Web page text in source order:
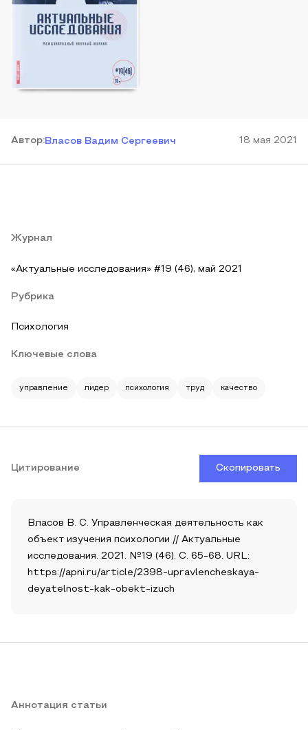
Автор:Власов Вадим Сергеевич 18 мая 2021
Журнал
«Актуальные исследования» #19 (46), май 2021
Рубрика
Психология
Ключевые слова
управление лидер психология труд качество
Цитирование Скопировать
Власов В. С. Управленческая деятельность как
объект изучения психологии // Актуальные
исследования. 2021. №19 (46). С. 65-68. URL:
https://apni.ru/article/2398-upravlencheskaya-
deyatelnost-kak-obekt-izuch
Аннотация статьи